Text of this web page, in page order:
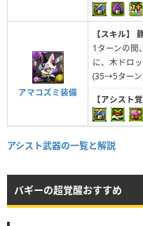
アマコズミ装備
【スキル】
1ターンの間
に、木ドロ
(35→5ターン
【アシスト覚
アシスト武器の一覧と解説
バギーの超覚醒おすすめ